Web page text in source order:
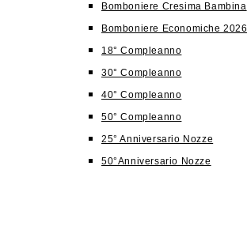
Bomboniere Cresima Bambina
Bomboniere Economiche 2026
18° Compleanno
30° Compleanno
40° Compleanno
50° Compleanno
25° Anniversario Nozze
50°Anniversario Nozze